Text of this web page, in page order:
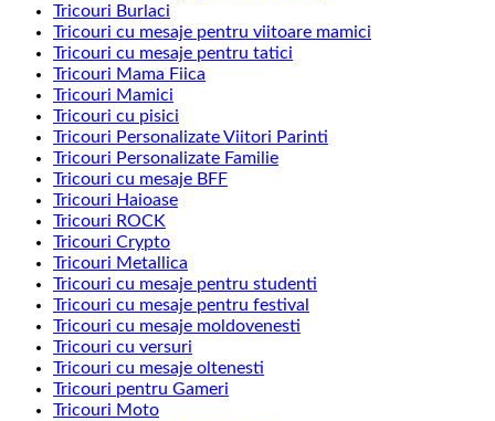
Tricouri Burlaci
Tricouri cu mesaje pentru viitoare mamici
Tricouri cu mesaje pentru tatici
Tricouri Mama Fiica
Tricouri Mamici
Tricouri cu pisici
Tricouri Personalizate Viitori Parinti
Tricouri Personalizate Familie
Tricouri cu mesaje BFF
Tricouri Haioase
Tricouri ROCK
Tricouri Crypto
Tricouri Metallica
Tricouri cu mesaje pentru studenti
Tricouri cu mesaje pentru festival
Tricouri cu mesaje moldovenesti
Tricouri cu versuri
Tricouri cu mesaje oltenesti
Tricouri pentru Gameri
Tricouri Moto